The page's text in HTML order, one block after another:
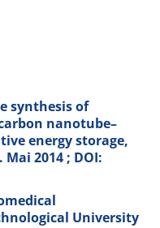
synthesis of
nanotube–
energy storage,
2014 ; DOI:
University